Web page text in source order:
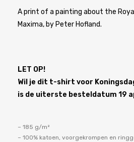
A print of a painting about the
Maxima, by Peter Hofland.
LET OP!
Wil je dit t-shirt voor
is de uiterste besteldatum 19
– 185 g/m²
– 100% katoen, voorgekrompen en